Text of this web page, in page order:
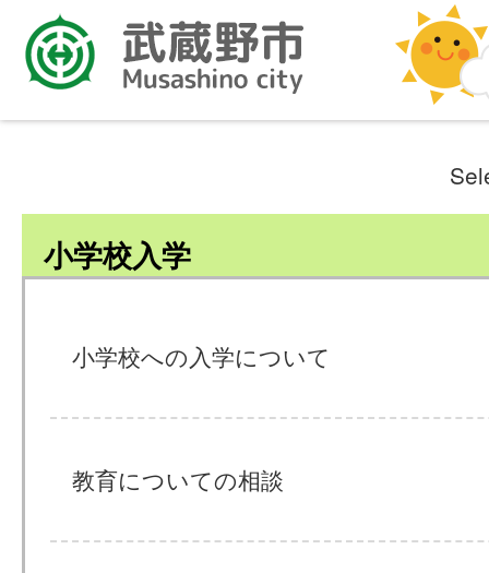
小学校入学
小学校への入学について
教育についての相談